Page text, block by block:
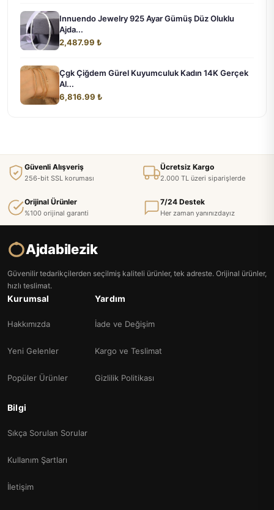
Innuendo Jewelry 925 Ayar Gümüş Düz Oluklu
Ajda...
2,487.99 ₺
Çgk Çiğdem Gürel Kuyumculuk Kadın 14K Gerçek
Al...
6,816.99 ₺
Güvenli Alışveriş
256-bit SSL koruması
Ücretsiz Kargo
2.000 TL üzeri siparişlerde
Orijinal Ürünler
%100 orijinal garanti
7/24 Destek
Her zaman yanınızdayız
Ajdabilezik
Güvenilir tedarikçilerden seçilmiş kaliteli ürünler, tek adreste. Orijinal ürünler,
hızlı teslimat.
Kurumsal
Hakkımızda
Yeni Gelenler
Popüler Ürünler
Yardım
İade ve Değişim
Kargo ve Teslimat
Gizlilik Politikası
Bilgi
Sıkça Sorulan Sorular
Kullanım Şartları
İletişim